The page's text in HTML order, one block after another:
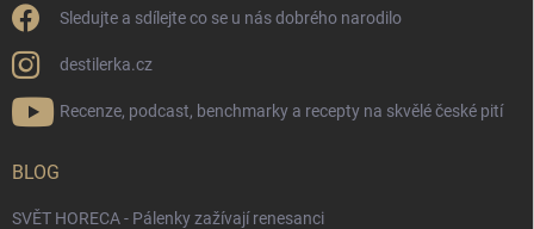
Sledujte a sdílejte co se u nás dobrého narodilo
destilerka.cz
Recenze, podcast, benchmarky a recepty na skvělé české pití
BLOG
SVĚT HORECA - Pálenky zažívají renesanci